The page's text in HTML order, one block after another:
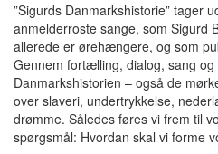
”Sigurds Danmarkshistorie” tager
anmelderroste sange, som Sigurd
allerede er ørehængere, og som
Gennem fortælling, dialog, sang
Danmarkshistorien – også de
over slaveri, undertrykkelse,
drømme. Således føres vi frem til
spørgsmål: Hvordan skal vi forme